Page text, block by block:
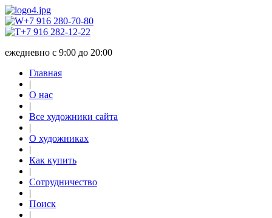
+7 916 280-70-80
+7 916 282-12-22
ежедневно с 9:00 до 20:00
Главная
|
О нас
|
Все художники сайта
|
О художниках
|
Как купить
|
Сотрудничество
|
Поиск
|